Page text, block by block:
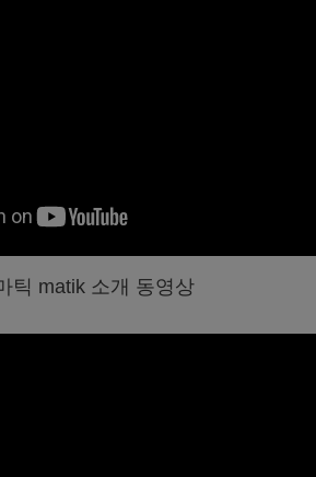
틱 matik 소개 동영상